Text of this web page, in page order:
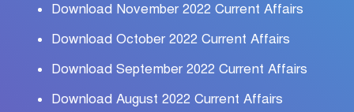
Download November 2022 Current Affairs
Download October 2022 Current Affairs
Download September 2022 Current Affairs
Download August 2022 Current Affairs